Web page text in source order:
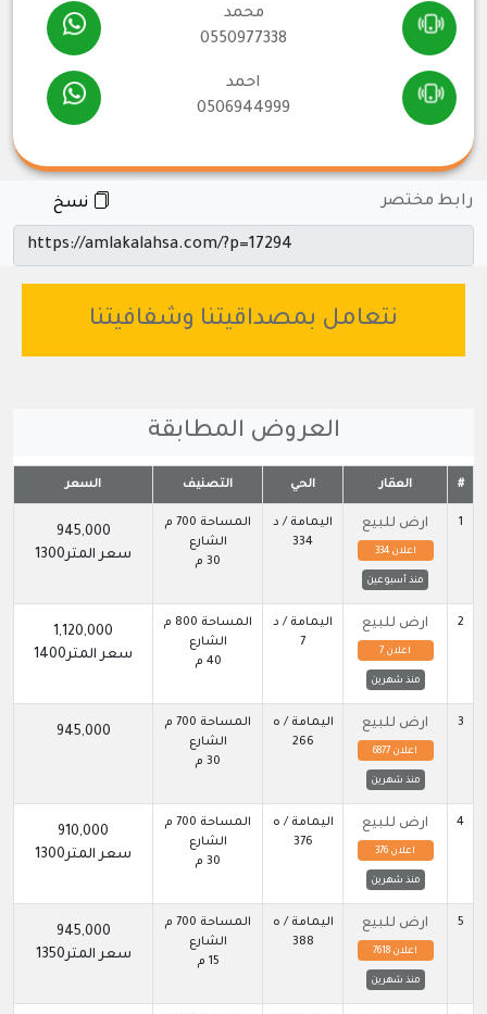
محمد
0550977338
احمد
0506944999
رابط مختصر
نتعامل بمصداقيتنا وشفافيتنا
العروض المطابقة
# العقار الحي التصنيف السعر
1 ارض للبيع
اعلان 334
منذ أسبوعين
اليمامة / د
334
المساحة 700 م
الشارع
30 م
945,000
سعر المتر1300
2 ارض للبيع
اعلان 7
منذ شهرين
اليمامة / د
7
المساحة 800 م
الشارع
40 م
1,120,000
سعر المتر1400
3 ارض للبيع
اعلان 6877
منذ شهرين
اليمامة / ه
266
المساحة 700 م
الشارع
30 م
945,000
4 ارض للبيع
اعلان 376
منذ شهرين
اليمامة / ه
376
المساحة 700 م
الشارع
30 م
910,000
سعر المتر1300
5 ارض للبيع
اعلان 7618
منذ شهرين
اليمامة / ه
388
المساحة 700 م
الشارع
15 م
945,000
سعر المتر1350